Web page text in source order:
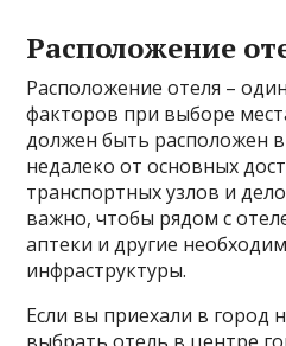
Расположение
Расположение отеля –
факторов при выборе
должен быть расположен
недалеко от основных
транспортных узлов и
важно, чтобы рядом с
аптеки и другие
инфраструктуры.
Если вы приехали в город
выбрать отель в центре